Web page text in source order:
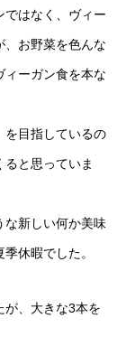
ではなく、ヴィー
、お野菜を色んな
ィーガン食を本な
を目指しているの
と思っていま
な新しい何か美味
休暇でした。
が、大きな3本を